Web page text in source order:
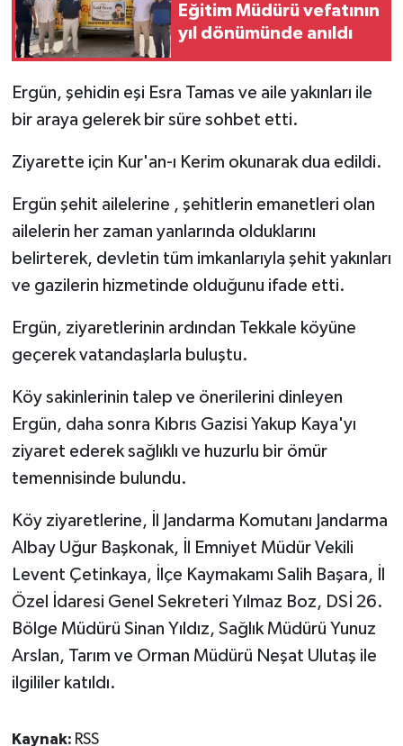
Eğitim Müdürü vefatının
yıl dönümünde anıldı
Ergün, şehidin eşi Esra Tamas ve aile yakınları ile
bir araya gelerek bir süre sohbet etti.
Ziyarette için Kur'an-ı Kerim okunarak dua edildi.
Ergün şehit ailelerine , şehitlerin emanetleri olan
ailelerin her zaman yanlarında olduklarını
belirterek, devletin tüm imkanlarıyla şehit yakınları
ve gazilerin hizmetinde olduğunu ifade etti.
Ergün, ziyaretlerinin ardından Tekkale köyüne
geçerek vatandaşlarla buluştu.
Köy sakinlerinin talep ve önerilerini dinleyen
Ergün, daha sonra Kıbrıs Gazisi Yakup Kaya'yı
ziyaret ederek sağlıklı ve huzurlu bir ömür
temennisinde bulundu.
Köy ziyaretlerine, İl Jandarma Komutanı Jandarma
Albay Uğur Başkonak, İl Emniyet Müdür Vekili
Levent Çetinkaya, İlçe Kaymakamı Salih Başara, İl
Özel İdaresi Genel Sekreteri Yılmaz Boz, DSİ 26.
Bölge Müdürü Sinan Yıldız, Sağlık Müdürü Yunuz
Arslan, Tarım ve Orman Müdürü Neşat Ulutaş ile
ilgililer katıldı.
Kaynak: RSS